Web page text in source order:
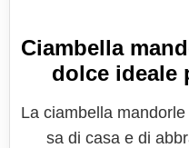
Ciambella
dolce ideale
La ciambella
sa di casa e di